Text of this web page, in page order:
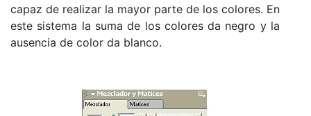
capaz de realizar la mayor parte de los colores. En
este sistema la suma de los colores da negro y la
ausencia de color da blanco.